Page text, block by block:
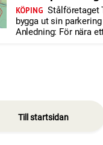
KÖPING Stålföretaget
bygga ut sin
Anledning: För nära
Till startsidan